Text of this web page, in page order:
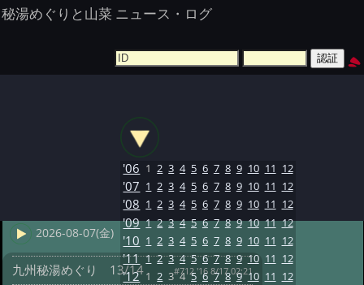
秘湯めぐりと山菜 ニュース・ログ
2026-08-07(金)
九州秘湯めぐり 13/14 #712 '16 8/17 02:21
'06 1 2 3 4 5 6 7 8 9 10 11 12
'07 1 2 3 4 5 6 7 8 9 10 11 12
'08 1 2 3 4 5 6 7 8 9 10 11 12
'09 1 2 3 4 5 6 7 8 9 10 11 12
'10 1 2 3 4 5 6 7 8 9 10 11 12
'11 1 2 3 4 5 6 7 8 9 10 11 12
'12 1 2 3 4 5 6 7 8 9 10 11 12